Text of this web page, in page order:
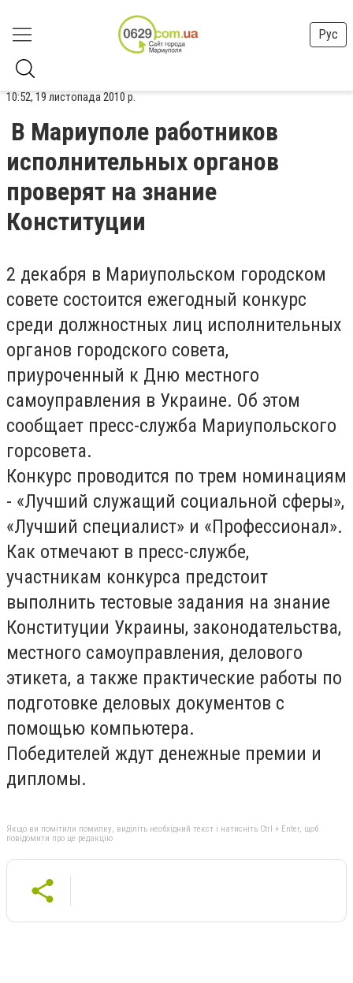
Рус
10:52, 19 листопада 2010 р.
В Мариуполе работников
исполнительных органов
проверят на знание
Конституции
2 декабря в Мариупольском городском
совете состоится ежегодный конкурс
среди должностных лиц исполнительных
органов городского совета,
приуроченный к Дню местного
самоуправления в Украине. Об этом
сообщает пресс-служба Мариупольского
горсовета.
Конкурс проводится по трем номинациям
- «Лучший служащий социальной сферы»,
«Лучший специалист» и «Профессионал».
Как отмечают в пресс-службе,
участникам конкурса предстоит
выполнить тестовые задания на знание
Конституции Украины, законодательства,
местного самоуправления, делового
этикета, а также практические работы по
подготовке деловых документов с
помощью компьютера.
Победителей ждут денежные премии и
дипломы.
Якщо ви помітили помилку, виділіть необхідний текст і натисніть Ctrl + Enter, щоб
повідомити про це редакцію